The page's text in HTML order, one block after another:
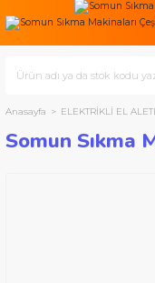
Anasayfa ELEKTRİKLİ EL
Somun Sıkma